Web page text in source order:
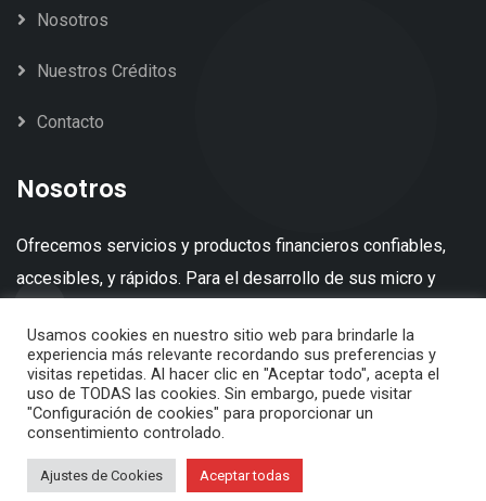
Nosotros
Nuestros Créditos
Contacto
Nosotros
Ofrecemos servicios y productos financieros confiables,
accesibles, y rápidos. Para el desarrollo de sus micro y
© 2022 Capitales del País |
Inicio Nuestros Créditos Nosotros
Usamos cookies en nuestro sitio web para brindarle la
experiencia más relevante recordando sus preferencias y
visitas repetidas. Al hacer clic en "Aceptar todo", acepta el
uso de TODAS las cookies. Sin embargo, puede visitar
"Configuración de cookies" para proporcionar un
consentimiento controlado.
Ajustes de Cookies Aceptar todas